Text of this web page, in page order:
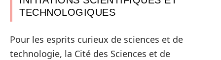
TECHNOLOGIQUES
Pour les esprits curieux de sciences et de
technologie, la Cité des Sciences et de